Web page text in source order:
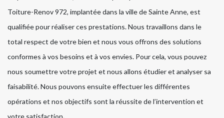
Toiture-Renov 972, implantée dans la ville de Sainte Anne, est
qualifiée pour réaliser ces prestations. Nous travaillons dans le
total respect de votre bien et nous vous offrons des solutions
conformes à vos besoins et à vos envies. Pour cela, vous pouvez
nous soumettre votre projet et nous allons étudier et analyser sa
faisabilité. Nous pouvons ensuite effectuer les différentes
opérations et nos objectifs sont la réussite de l’intervention et